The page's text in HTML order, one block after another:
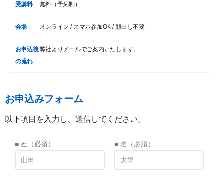
受講料 無料（予約制）
会場 オンライン / スマホ参加OK / 顔出し不要
お申込後
の流れ
弊社よりメールでご案内いたします。
お申込みフォーム
以下項目を入力し、送信してください。
■ 姓 （必須） ■ 名 （必須）